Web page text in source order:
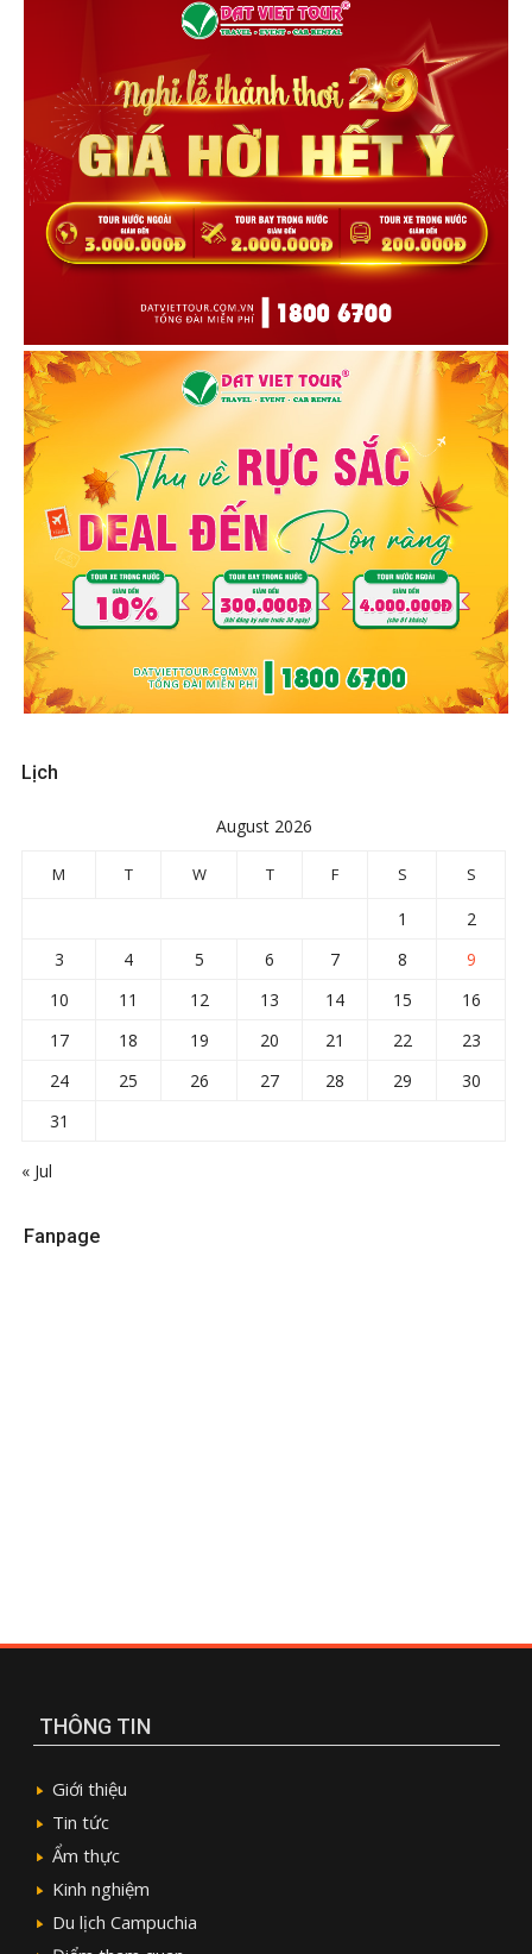
Lịch
August 2026
M T W T F S S
1
2
3
4 5 6 7 8
9
10
11 12 13 14 15
16
17
18 19 20 21 22
23
24
25 26 27 28 29
30
31
« Jul
Fanpage
THÔNG TIN
Giới thiệu
Tin tức
Ẩm thực
Kinh nghiệm
Du lịch Campuchia